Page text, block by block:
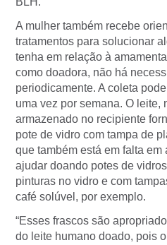
A mulher também recebe
tratamentos para solucionar
tenha em relação à
como doadora, não há
periodicamente. A coleta
uma vez por semana. O leite,
armazenado no recipiente
pote de vidro com tampa de
que também está em falta em
ajudar doando potes de
pinturas no vidro e com
café solúvel, por exemplo.
“Esses frascos são
do leite humano doado, pois